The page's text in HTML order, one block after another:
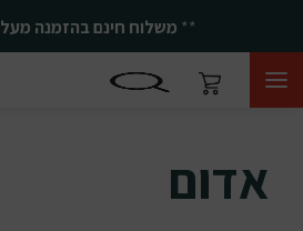
** משלוח חינם בהזמנה מעל
אדום